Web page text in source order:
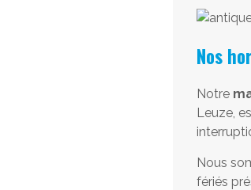
Nos
Notre
Leuze,
Nous
fériés